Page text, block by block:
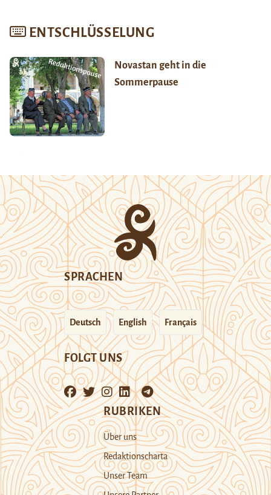
ENTSCHLÜSSELUNG
Novastan geht in die
Sommerpause
SPRACHEN
Deutsch English Français
FOLGT UNS
RUBRIKEN
Über uns
Redaktionscharta
Unser Team